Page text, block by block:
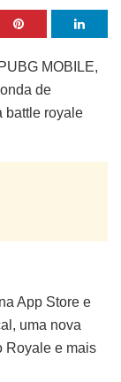
MOBILE,
de
battle royale
App Store e
uma nova
Royale e mais